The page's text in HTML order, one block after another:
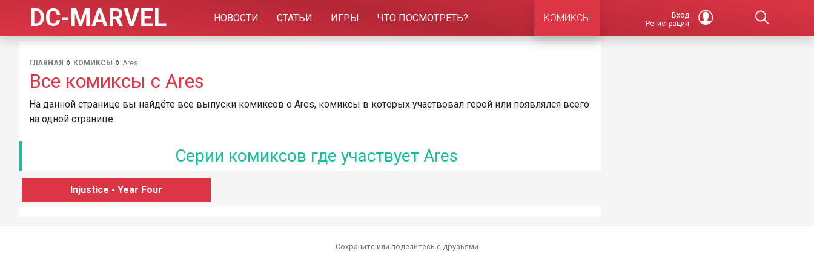
DC-MARVEL НОВОСТИ СТАТЬИ ИГРЫ ЧТО ПОСМОТРЕТЬ? КОМИКСЫ
Вход
Регистрация
ГЛАВНАЯ » КОМИКСЫ » Ares
Все комиксы с Ares
На данной странице вы найдёте все выпуски комиксов о Ares, комиксы в которых участвовал герой или появлялся всего
на одной странице
Серии комиксов где участвует Ares
Injustice - Year Four
Сохраните или поделитесь c друзьями